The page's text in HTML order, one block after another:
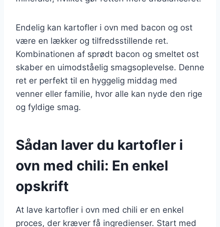
Endelig kan kartofler i ovn med bacon og ost
være en lækker og tilfredsstillende ret.
Kombinationen af sprødt bacon og smeltet ost
skaber en uimodståelig smagsoplevelse. Denne
ret er perfekt til en hyggelig middag med
venner eller familie, hvor alle kan nyde den rige
og fyldige smag.
Sådan laver du kartofler i
ovn med chili: En enkel
opskrift
At lave kartofler i ovn med chili er en enkel
proces, der kræver få ingredienser. Start med